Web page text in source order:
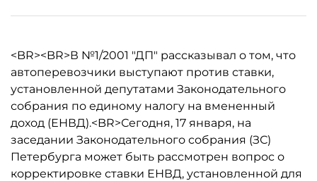
<BR><BR>В №1/2001 "ДП" рассказывал о том, что
автоперевозчики выступают против ставки,
установленной депутатами Законодательного
собрания по единому налогу на вмененный
доход (ЕНВД).<BR>Сегодня, 17 января, на
заседании Законодательного собрания (ЗС)
Петербурга может быть рассмотрен вопрос о
корректировке ставки ЕНВД, установленной для